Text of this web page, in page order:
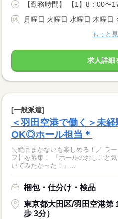
【勤務時間】 【1】8：00〜
月曜日 火曜日 水曜日 木曜日
もっと
求人詳細
[一般派遣]
＜羽田空港で働く＞未
OK◎ホール担当＊
＼絶品まかないも楽しめる！／ ラ
フ】を募集！ 『ホールのおしごと気になってた！』 『羽田空港で働
いてみたかった！』...
梱包・仕分け・検品
東京都大田区/羽田空港第
歩 3分）